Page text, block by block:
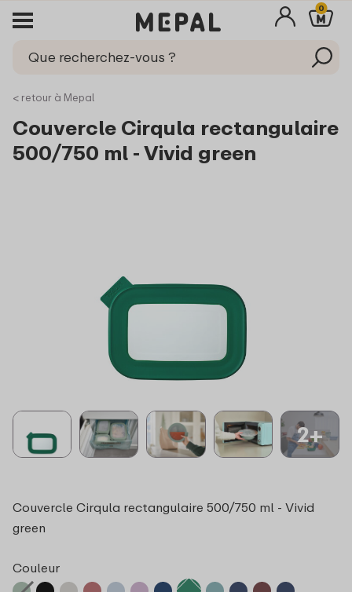
0
< retour à Mepal
Couvercle Cirqula rectangulaire
500/750 ml - Vivid green
2+
Couvercle Cirqula rectangulaire 500/750 ml - Vivid
green
Couleur